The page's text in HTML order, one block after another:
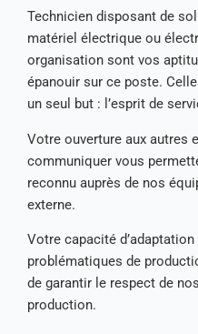
Technicien disposant de
matériel électrique ou
organisation sont vos
épanouir sur ce poste.
un seul but : l’esprit de
Votre ouverture aux autres
communiquer vous
reconnu auprès de nos
externe.
Votre capacité
problématiques de
de garantir le respect de
production.